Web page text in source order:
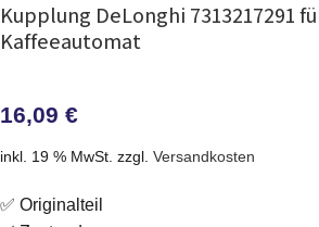
Kupplung DeLonghi 7313217291
Kaffeeautomat
16,09 €
inkl. 19 % MwSt. zzgl. Versandkosten
✅ Originalteil